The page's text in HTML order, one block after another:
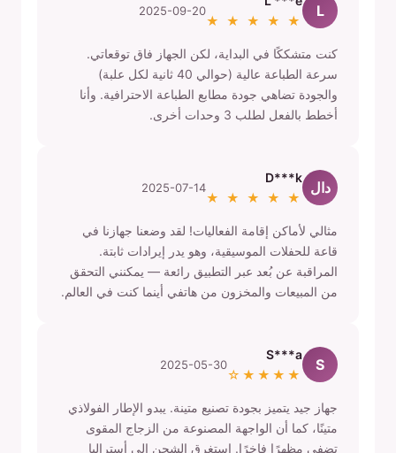
L
★ ★ ★ ★ ★
2025-09-20
كنت متشككًا في البداية، لكن الجهاز فاق توقعاتي.
سرعة الطباعة عالية (حوالي 40 ثانية لكل علبة)
والجودة تضاهي جودة مطابع الطباعة الاحترافية. وأنا
أخطط بالفعل لطلب 3 وحدات أخرى.
دال
D***k
★ ★ ★ ★ ★
2025-07-14
مثالي لأماكن إقامة الفعاليات! لقد وضعنا جهازنا في
قاعة للحفلات الموسيقية، وهو يدر إيرادات ثابتة.
المراقبة عن بُعد عبر التطبيق رائعة — يمكنني التحقق
من المبيعات والمخزون من هاتفي أينما كنت في العالم.
S
S***a
★★★★☆
2025-05-30
جهاز جيد يتميز بجودة تصنيع متينة. يبدو الإطار الفولاذي
متينًا، كما أن الواجهة المصنوعة من الزجاج المقوى
تضفي مظهرًا فاخرًا. استغرق الشحن إلى أستراليا